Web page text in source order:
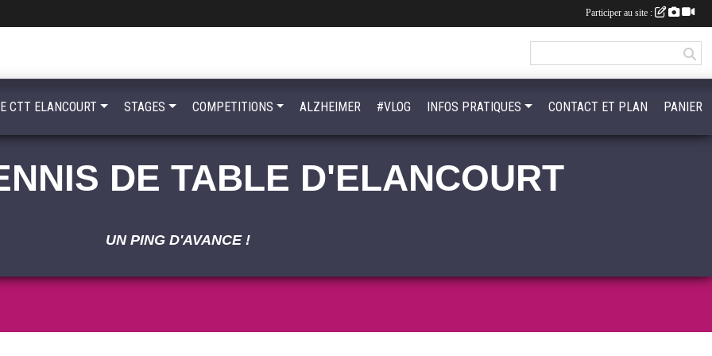
DE TABLE D'ELANCOURT
UN PING D'AVANCE !
CTT ELANCOURT STAGES COMPETITIONS ALZHEIMER #VLOG INFOS PRATIQUES CONTACT ET PLAN PANIER
Participer au site :